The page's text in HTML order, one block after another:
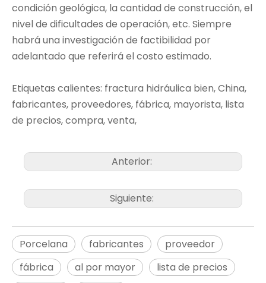
condición geológica, la cantidad de construcción, el
nivel de dificultades de operación, etc. Siempre
habrá una investigación de factibilidad por
adelantado que referirá el costo estimado.
Etiquetas calientes: fractura hidráulica bien, China,
fabricantes, proveedores, fábrica, mayorista, lista
de precios, compra, venta,
Anterior:
Siguiente:
Porcelana fabricantes
proveedor
fábrica
al por mayor
lista de precios